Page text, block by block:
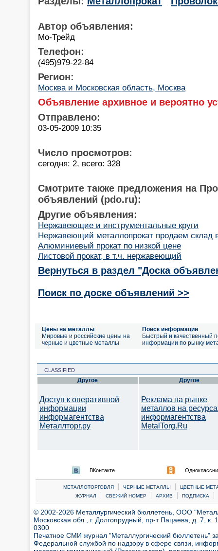
Автор объявления:
Mo-Трейд
Телефон:
(495)979-22-84
Регион:
Москва и Московская область, Москва
Объявление архивное и вероятно
Отправлено:
03-05-2009 10:35
Число просмотров:
сегодня: 2, всего: 328
Смотрите также предложения на
объявлений (pdo.ru):
Другие объявления:
Нержавеющие и инструментальные круги
Нержавеющий металлопрокат продаем склад
Алюминиевый прокат по низкой цене
Листовой прокат, в т.ч. нержавеющий
Вернуться в раздел "Доска
Поиск по доске объявлений >>
Цены на металлы
Мировые и российские цены на
черные и цветные металлы
Поиск информации
Быстрый и качественный
информации по рынку
CLASSIFIED
Другое
Доступ к оперативной
информации
информагентства
Металлторг.ру
Другое
Реклама на рынке
металлов на
информагентства
MetalTorg.Ru
ВКонтакте
МЕТАЛЛОТОРГОВЛЯ | ЧЕРНЫЕ МЕТАЛЛЫ |
ЦВЕТНЫЕ
ЖУРНАЛ
| СВЕЖИЙ НОМЕР | АРХИВ | ПОДПИСКА |
© 2002-2026 Металлургический бюллетень, ООО
Московская обл., г. Долгопрудный, пр-т Пацаева, д. 7,
0300
Печатное СМИ журнал "Металлургический бюллетень"
Федеральной службой по надзору в сфере связи,